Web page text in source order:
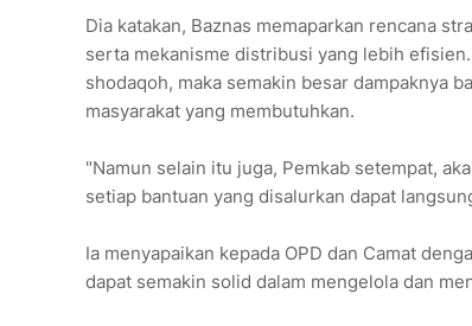
Dia katakan, Baznas memaparkan rencana
serta mekanisme distribusi yang lebih
shodaqoh, maka semakin besar dampaknya
masyarakat yang membutuhkan.
"Namun selain itu juga, Pemkab setempat,
setiap bantuan yang disalurkan dapat
Ia menyapaikan kepada OPD dan Camat
dapat semakin solid dalam mengelola dan